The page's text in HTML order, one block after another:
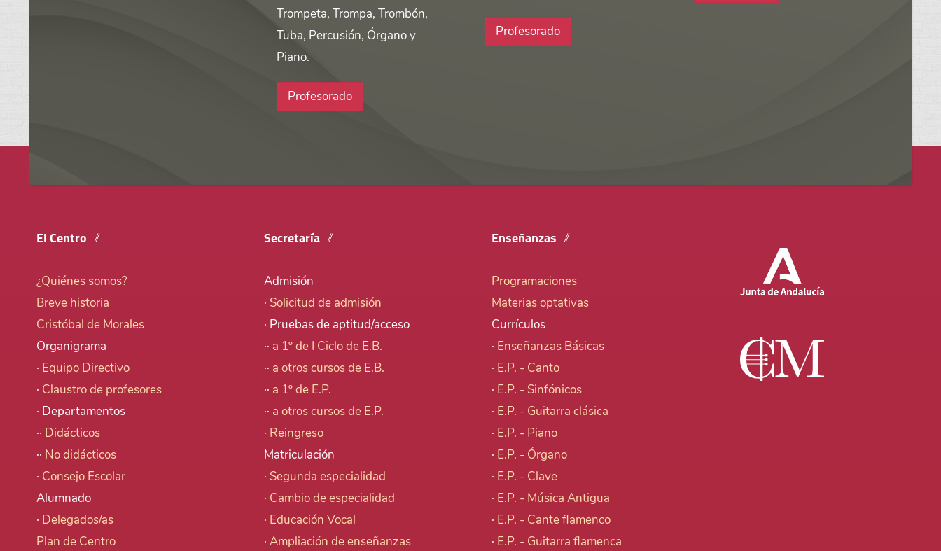
Trompeta, Trompa, Trombón,
Tuba, Percusión, Órgano y
Piano.
Profesorado
Profesorado
El Centro
¿Quiénes somos?
Breve historia
Cristóbal de Morales
Organigrama
· Equipo Directivo
· Claustro de profesores
· Departamentos
·· Didácticos
·· No didácticos
· Consejo Escolar
Alumnado
· Delegados/as
Plan de Centro
Secretaría
Admisión
· Solicitud de admisión
· Pruebas de aptitud/acceso
·· a 1º de I Ciclo de E.B.
·· a otros cursos de E.B.
·· a 1º de E.P.
·· a otros cursos de E.P.
· Reingreso
Matriculación
· Segunda especialidad
· Cambio de especialidad
· Educación Vocal
· Ampliación de enseñanzas
Enseñanzas
Programaciones
Materias optativas
Currículos
· Enseñanzas Básicas
· E.P. - Canto
· E.P. - Sinfónicos
· E.P. - Guitarra clásica
· E.P. - Piano
· E.P. - Órgano
· E.P. - Clave
· E.P. - Música Antigua
· E.P. - Cante flamenco
· E.P. - Guitarra flamenca